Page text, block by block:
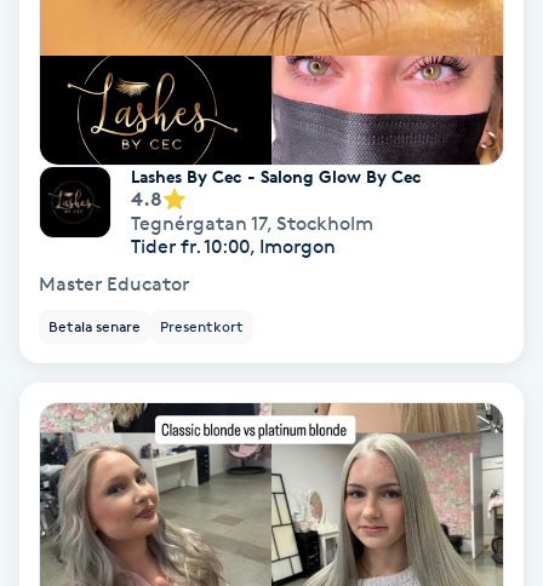
Vampyrbehandling
Vaxning
Vaxning brasiliansk
Vibrationsmassage
Volymfransar
Vårtor
Lashes By Cec - Salong Glow By Cec
4.8
Tegnérgatan 17, Stockholm
Tider fr. 10:00, Imorgon
Master Educator
Betala senare Presentkort